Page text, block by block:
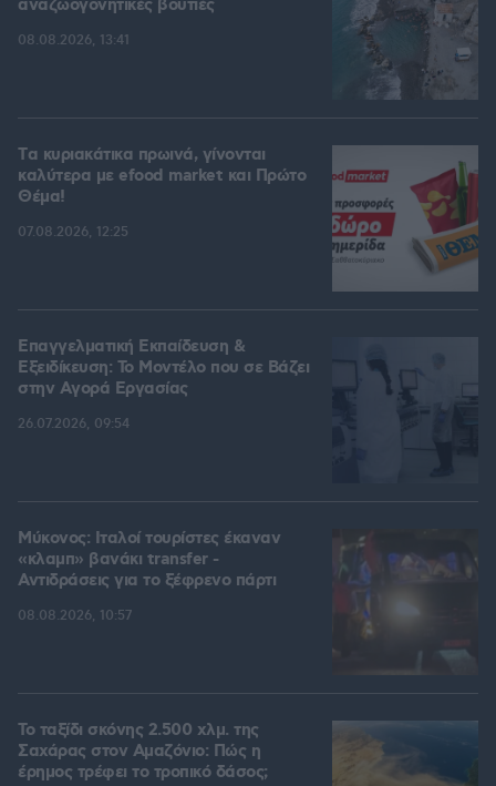
αναζωογονητικές βουτιές
08.08.2026, 13:41
Tα κυριακάτικα πρωινά, γίνονται
καλύτερα με efood market και Πρώτο
Θέμα!
07.08.2026, 12:25
Επαγγελματική Εκπαίδευση &
Εξειδίκευση: Το Mοντέλο που σε Bάζει
στην Aγορά Eργασίας
26.07.2026, 09:54
Μύκονος: Ιταλοί τουρίστες έκαναν
«κλαμπ» βανάκι transfer -
Αντιδράσεις για το ξέφρενο πάρτι
08.08.2026, 10:57
Το ταξίδι σκόνης 2.500 χλμ. της
Σαχάρας στον Αμαζόνιο: Πώς η
έρημος τρέφει το τροπικό δάσος;